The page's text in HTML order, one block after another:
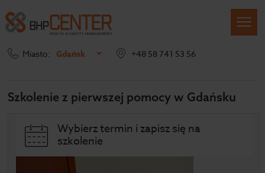
Miasto: Gdańsk +48 58 741 53 56
Szkolenie z pierwszej pomocy w Gdańsku
Wybierz termin i zapisz się na
szkolenie